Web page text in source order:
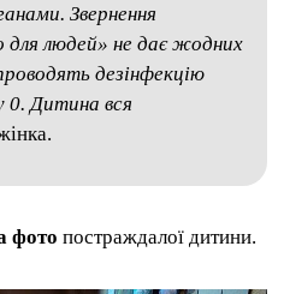
Звернення
людей» не дає жодних
дезінфекцію
0. Дитина вся
фото постраждалої дитини.